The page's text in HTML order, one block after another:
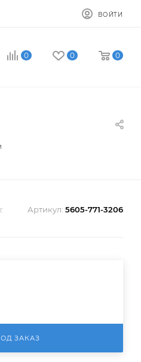
ВОЙТИ
0 0 0
Артикул: 5605-771-3206
ЗАКАЗ